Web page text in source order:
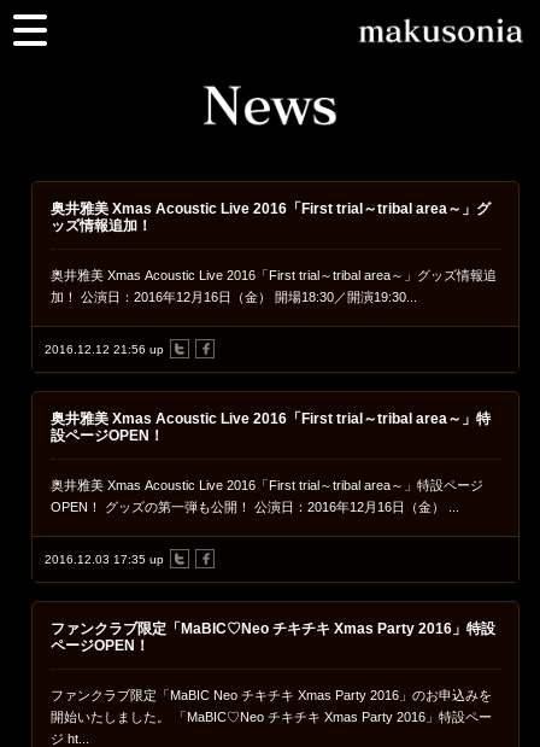
奥井雅美 Xmas Acoustic Live 2016「First trial～tribal area～」グ
ッズ情報追加！
奥井雅美 Xmas Acoustic Live 2016「First trial～tribal area～」グッズ情報追
加！ 公演日：2016年12月16日（金） 開場18:30／開演19:30...
2016.12.12 21:56 up
奥井雅美 Xmas Acoustic Live 2016「First trial～tribal area～」特
設ページOPEN！
奥井雅美 Xmas Acoustic Live 2016「First trial～tribal area～」特設ページ
OPEN！ グッズの第一弾も公開！ 公演日：2016年12月16日（金） ...
2016.12.03 17:35 up
ファンクラブ限定「MaBIC♡Neo チキチキ Xmas Party 2016」特設
ページOPEN！
ファンクラブ限定「MaBIC Neo チキチキ Xmas Party 2016」のお申込みを
開始いたしました。 「MaBIC♡Neo チキチキ Xmas Party 2016」特設ペー
ジ ht...